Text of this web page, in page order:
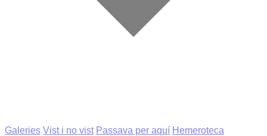
Galeries Vist i no vist Passava per aquí Hemeroteca